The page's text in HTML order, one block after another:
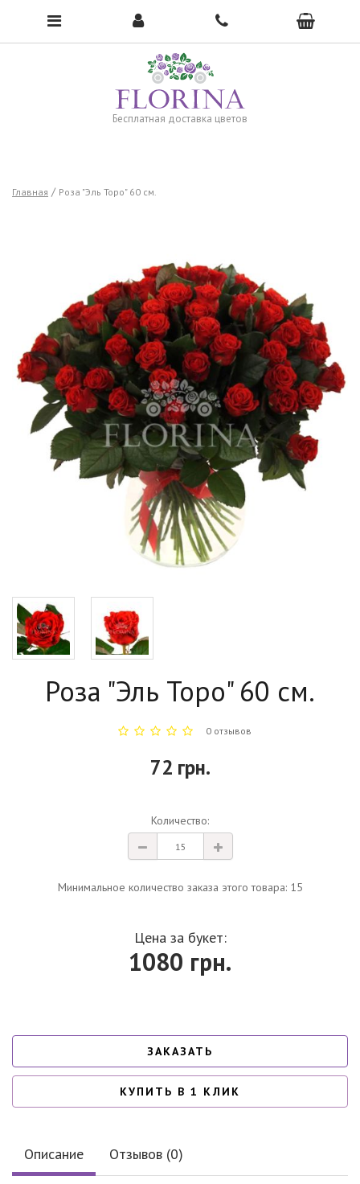
Бесплатная доставка цветов
Чтобы открыть меню, нажмите сюда →
Главная Роза "Эль Торо" 60 см.
Роза "Эль Торо" 60 см.
0 отзывов
72 грн.
Количество:
Минимальное количество заказа этого товара: 15
Цена за букет:
1080 грн.
ЗАКАЗАТЬ
КУПИТЬ В 1 КЛИК
Описание Отзывов (0)